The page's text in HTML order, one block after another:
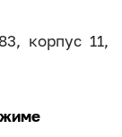
корпус 11,